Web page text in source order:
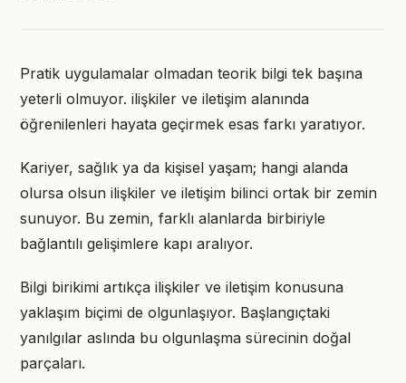
Pratik uygulamalar olmadan teorik bilgi tek başına
yeterli olmuyor. ilişkiler ve iletişim alanında
öğrenilenleri hayata geçirmek esas farkı yaratıyor.
Kariyer, sağlık ya da kişisel yaşam; hangi alanda
olursa olsun ilişkiler ve iletişim bilinci ortak bir zemin
sunuyor. Bu zemin, farklı alanlarda birbiriyle
bağlantılı gelişimlere kapı aralıyor.
Bilgi birikimi artıkça ilişkiler ve iletişim konusuna
yaklaşım biçimi de olgunlaşıyor. Başlangıçtaki
yanılgılar aslında bu olgunlaşma sürecinin doğal
parçaları.